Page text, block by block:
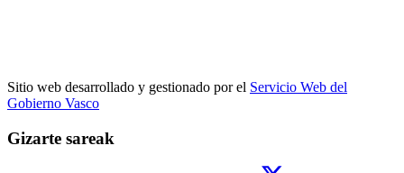
Sitio web desarrollado y gestionado por el Servicio Web del
Gobierno Vasco
Gizarte sareak